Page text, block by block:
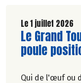
Le 1 juillet 2026
Lire la
Le Grand
poule
Qui de l'œuf ou